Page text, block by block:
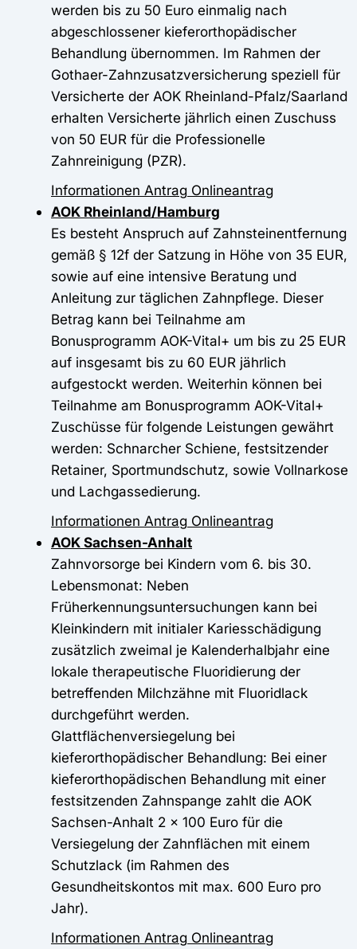
werden bis zu 50 Euro einmalig nach
abgeschlossener kieferorthopädischer
Behandlung übernommen. Im Rahmen der
Gothaer-Zahnzusatzversicherung speziell für
Versicherte der AOK Rheinland-Pfalz/Saarland
erhalten Versicherte jährlich einen Zuschuss
von 50 EUR für die Professionelle
Zahnreinigung (PZR).
Informationen Antrag Onlineantrag
AOK Rheinland/Hamburg
Es besteht Anspruch auf Zahnsteinentfernung
gemäß § 12f der Satzung in Höhe von 35 EUR,
sowie auf eine intensive Beratung und
Anleitung zur täglichen Zahnpflege. Dieser
Betrag kann bei Teilnahme am
Bonusprogramm AOK-Vital+ um bis zu 25 EUR
auf insgesamt bis zu 60 EUR jährlich
aufgestockt werden. Weiterhin können bei
Teilnahme am Bonusprogramm AOK-Vital+
Zuschüsse für folgende Leistungen gewährt
werden: Schnarcher Schiene, festsitzender
Retainer, Sportmundschutz, sowie Vollnarkose
und Lachgassedierung.
Informationen Antrag Onlineantrag
AOK Sachsen-Anhalt
Zahnvorsorge bei Kindern vom 6. bis 30.
Lebensmonat: Neben
Früherkennungsuntersuchungen kann bei
Kleinkindern mit initialer Kariesschädigung
zusätzlich zweimal je Kalenderhalbjahr eine
lokale therapeutische Fluoridierung der
betreffenden Milchzähne mit Fluoridlack
durchgeführt werden.
Glattflächenversiegelung bei
kieferorthopädischer Behandlung: Bei einer
kieferorthopädischen Behandlung mit einer
festsitzenden Zahnspange zahlt die AOK
Sachsen-Anhalt 2 x 100 Euro für die
Versiegelung der Zahnflächen mit einem
Schutzlack (im Rahmen des
Gesundheitskontos mit max. 600 Euro pro
Jahr).
Informationen Antrag Onlineantrag